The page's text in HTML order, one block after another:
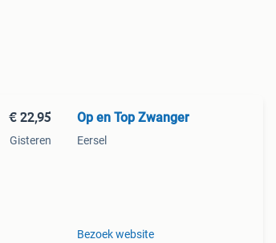
€ 22,95
Gisteren
Op en Top Zwanger
Eersel
Bezoek website